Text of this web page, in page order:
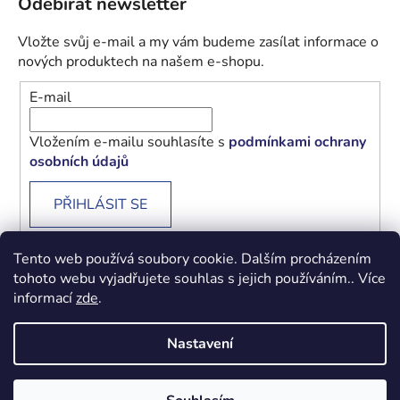
Tento web používá soubory cookie. Dalším procházením
tohoto webu vyjadřujete souhlas s jejich používáním.. Více
informacízde.
Nastavení
Vložte svůj e-mail a my vám budeme zasílat informace o
nových produktech na našem e-shopu.
E-mail
Vložením e-mailu souhlasíte s podmínkami ochrany
osobních údajů
PŘIHLÁSIT SE
Obchodní podmínky Podmínky ochrany osobních údajů
Vytvořil Shoptet